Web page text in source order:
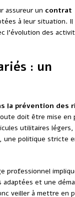
assureur un contrat
à leur situation.
l’évolution des
: un
la prévention des
doit être mise en
utilitaires légers,
une politique stricte
professionnel
adaptées et une
veiller à mettre en